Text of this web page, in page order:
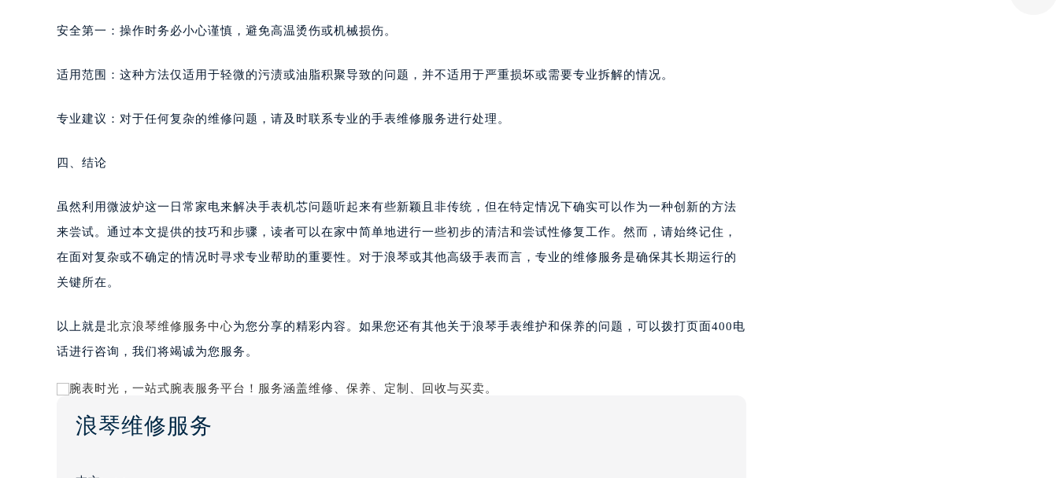
安全第一：操作时务必小心谨慎，避免高温烫伤或机械损伤。
适用范围：这种方法仅适用于轻微的污渍或油脂积聚导致的问题，并不适用于严重损坏或需要专业拆解的情况。
专业建议：对于任何复杂的维修问题，请及时联系专业的手表维修服务进行处理。
四、结论
虽然利用微波炉这一日常家电来解决手表机芯问题听起来有些新颖且非传统，但在特定情况下确实可以作为一种创新的方法
来尝试。通过本文提供的技巧和步骤，读者可以在家中简单地进行一些初步的清洁和尝试性修复工作。然而，请始终记住，
在面对复杂或不确定的情况时寻求专业帮助的重要性。对于浪琴或其他高级手表而言，专业的维修服务是确保其长期运行的
关键所在。
以上就是北京浪琴维修服务中心为您分享的精彩内容。如果您还有其他关于浪琴手表维护和保养的问题，可以拨打页面400电
话进行咨询，我们将竭诚为您服务。
浪琴维修服务